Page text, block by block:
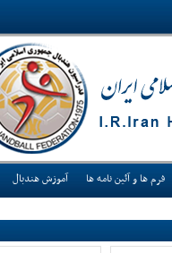
فرم ها و آئین نامه ها آموزش هندبال